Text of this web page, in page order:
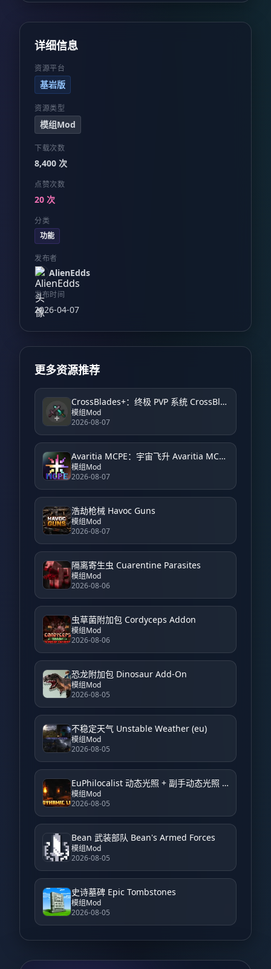
详细信息
资源平台
基岩版
资源类型
模组Mod
下载次数
8,400 次
点赞次数
20 次
分类
功能
发布者
AlienEdds
发布时间
2026-04-07
更多资源推荐
CrossBlades+：终极 PVP 系统 CrossBlades+: Ultimate PVP System
模组Mod
2026-08-07
Avaritia MCPE：宇宙飞升 Avaritia MCPE: Cosmic Ascension
模组Mod
2026-08-07
浩劫枪械 Havoc Guns
模组Mod
2026-08-07
隔离寄生虫 Cuarentine Parasites
模组Mod
2026-08-06
虫草菌附加包 Cordyceps Addon
模组Mod
2026-08-06
恐龙附加包 Dinosaur Add-On
模组Mod
2026-08-05
不稳定天气 Unstable Weather (eu)
模组Mod
2026-08-05
EuPhilocalist 动态光照 + 副手动态光照 EuPhilocalist Dynamic Light + Offhand Dynamic Light
模组Mod
2026-08-05
Bean 武装部队 Bean's Armed Forces
模组Mod
2026-08-05
史诗墓碑 Epic Tombstones
模组Mod
2026-08-05